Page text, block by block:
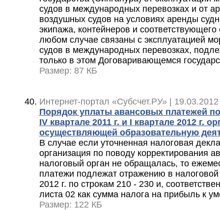
судов в международных перевозках и от
воздушных судов на условиях аренды
экипажа, контейнеров и
любом случае связаны с эксплуатацией
судов в международных перевозках,
только в этом Договаривающемся
Размер: 87 КБ
Интернет-портал «Субсчет.РУ» |
Порядок уплаты авансовых платежей
IV квартале 2011 г. и I квартале 2012 г.
осуществляющей образовательную
В случае если уточненная налоговая
организация по поводу корректирования
налоговый орган не обращалась, то
платежи подлежат отражению в
2012 г. по строкам 210 - 230 и,
листа 02 как сумма налога на прибыль к
Размер: 122 КБ